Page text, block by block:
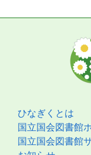
ひなぎくとは
国立国会図書館
国立国会図書館